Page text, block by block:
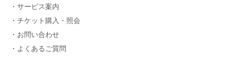
サービス案内
チケット購入・照会
お問い合わせ
よくあるご質問